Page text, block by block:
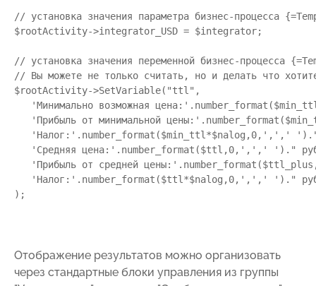
// установка значения параметра бизнес-процесса
$rootActivity->integrator_USD = $integrator;
// установка значения переменной бизнес-процесса
// Вы можете не только считать, но и делать что
$rootActivity->SetVariable("ttl",
'Минимально возможная
'Прибыль от минимальной
'Налог:'.number_format($min_ttl*$nalog,0,',','
'Средняя цена:'.number_format($ttl,0,',',' ')."
'Прибыль от средней
'Налог:'.number_format($ttl*$nalog,0,',',' ')."
Отображение результатов можно организовать
через стандартные блоки управления из группы